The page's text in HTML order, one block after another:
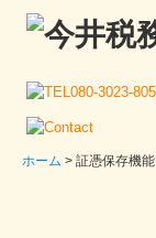
ホーム
事務所案内
ホーム 証憑保存機能